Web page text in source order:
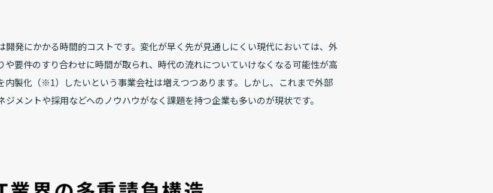
開発にかかる時間的コストです。変化が早く先が見通しにくい現代においては、外
要件のすり合わせに時間が取られ、時代の流れについていけなくなる可能性が高
内製化（※1）したいという事業会社は増えつつあります。しかし、これまで外部
メントや採用などへのノウハウがなく課題を持つ企業も多いのが現状です。